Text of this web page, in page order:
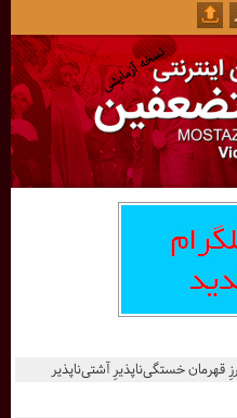
قهرمان خستگى‌ناپذیرِ آشتى‌ناپذیر